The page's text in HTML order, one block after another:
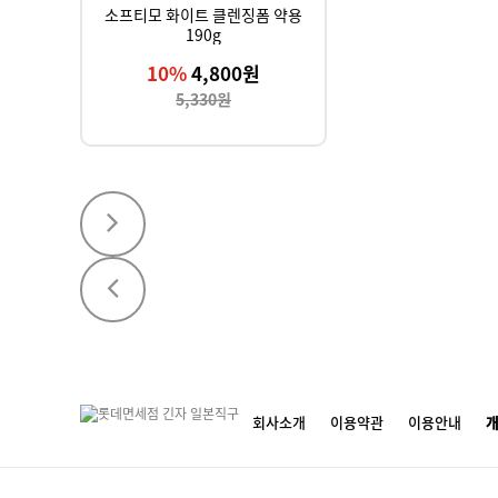
소프티모 화이트 클렌징폼 약용
190g
10%4,800원
5,330원
회사소개 이용약관 이용안내